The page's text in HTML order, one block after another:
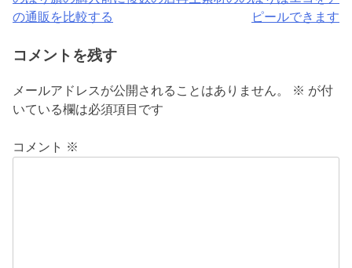
ナ
ビ
ゲ
ー
の通販を比較する
ピールできます
コメントを残す
メールアドレスが公開されることはありません。 ※ が付
いている欄は必須項目です
コメント ※